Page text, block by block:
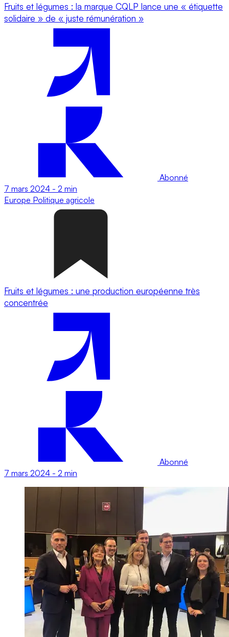
Fruits et légumes : la marque CQLP lance une « étiquette
solidaire » de « juste rémunération »
Abonné
7 mars 2024 - 2 min
Europe Politique agricole
Fruits et légumes : une production européenne très
concentrée
Abonné
7 mars 2024 - 2 min